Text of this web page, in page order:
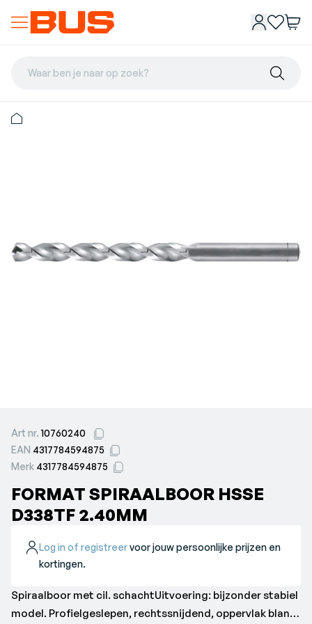
Waar ben je naar op zoek?
Art nr.10760240
EAN 4317784594875
Merk 4317784594875
FORMAT SPIRAALBOOR HSSE
D338TF 2.40MM
Log in of registreervoor jouw persoonlijke prijzen en
kortingen.
Spiraalboor met cil. schachtUitvoering: bijzonder stabiel
model. Profielgeslepen, rechtssnijdend, oppervlak blank,